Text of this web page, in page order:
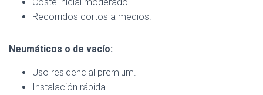
Recorridos cortos a medios.
Neumáticos o de vacío:
Uso residencial premium.
Instalación rápida.